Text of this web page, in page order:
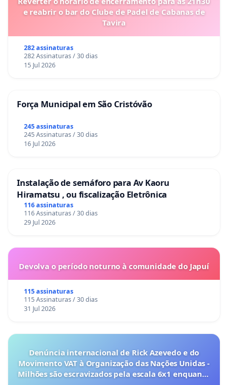
e reabrir o bar do Clube de Padel de Cabanas de
Tavira
282 assinaturas
282 Assinaturas / 30 dias
15 Jul 2026
Força Municipal em São Cristóvão
245 assinaturas
245 Assinaturas / 30 dias
16 Jul 2026
Instalação de semáforo para Av Kaoru
Hiramatsu , ou fiscalização Eletrônica
116 assinaturas
116 Assinaturas / 30 dias
29 Jul 2026
Devolva o período noturno à comunidade do Japuí
115 assinaturas
115 Assinaturas / 30 dias
31 Jul 2026
Denúncia internacional de Rick Azevedo e do
Movimento VAT à Organização das Nações Unidas -
Milhões são escravizados pela escala 6x1 enquanto